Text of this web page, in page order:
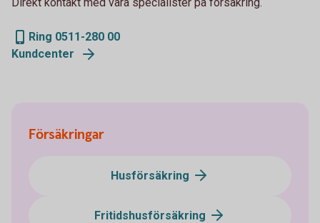
Ring 0511-280 00
Kundcenter
Försäkringar
Husförsäkring
Fritidshusförsäkring